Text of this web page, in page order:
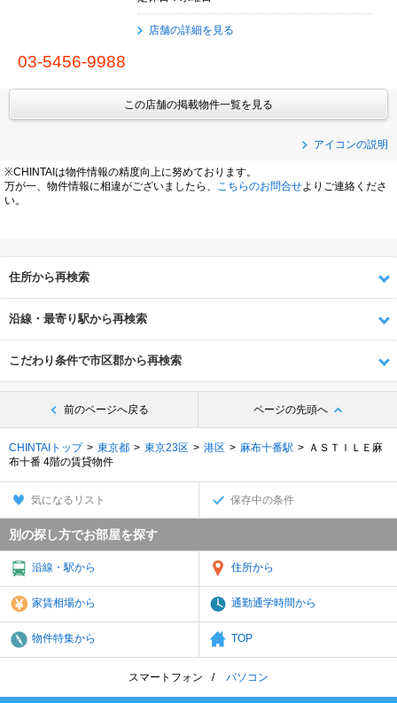
店舗の詳細を見る
03-5456-9988
この店舗の掲載物件一覧を見る
アイコンの説明
※CHINTAIは物件情報の精度向上に努めております。
万が一、物件情報に相違がございましたら、
こちらのお問合せよりご連絡くださ
い。
住所から再検索
沿線・最寄り駅から再検索
こだわり条件で市区郡から再検索
前のページへ戻る ページの先頭へ
CHINTAIトップ 東京都 東京23区 港区 麻布十番駅
ＡＳＴＩＬＥ麻
布十番 4階の賃貸物件
気になるリスト 保存中の条件
別の探し方でお部屋を探す
沿線・駅から 住所から
家賃相場から 通勤通学時間から
物件特集から TOP
スマートフォン パソコン